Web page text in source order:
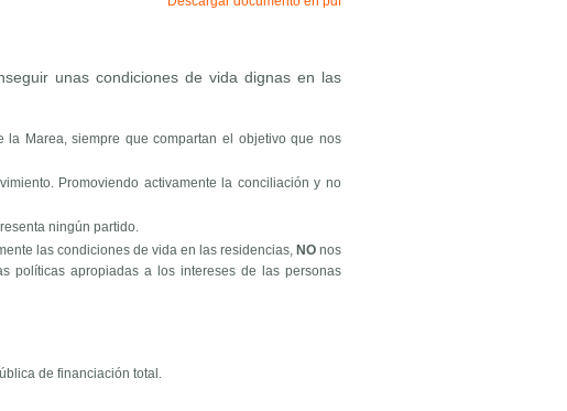
unas condiciones de vida dignas en las
Marea, siempre que compartan el objetivo que nos
Promoviendo activamente la conciliación y no
ningún partido.
las condiciones de vida en las residencias, NOnos
políticas apropiadas a los intereses de las personas
de financiación total.